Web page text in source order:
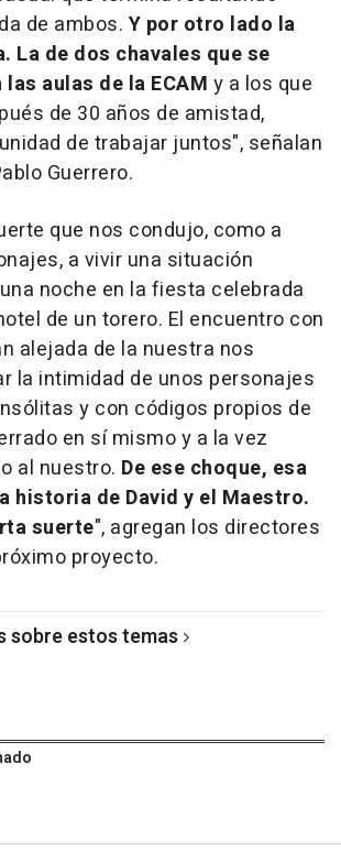
de ambos. Y por otro lado la
La de dos chavales que se
aulas de la ECAM y a los que
de 30 años de amistad,
de trabajar juntos", señalan
Guerrero.
que nos condujo, como a
a vivir una situación
noche en la fiesta celebrada
de un torero. El encuentro con
alejada de la nuestra nos
la intimidad de unos personajes
y con códigos propios de
en sí mismo y a la vez
al nuestro. De ese choque, esa
historia de David y el Maestro.
suerte", agregan los directores
proyecto.
sobre estos temas